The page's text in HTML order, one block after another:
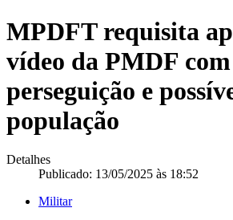
MPDFT requisita
vídeo da PMDF com
perseguição e
população
Detalhes
Publicado: 13/05/2025 às 18:52
Militar